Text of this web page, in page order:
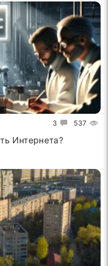
3 537
Интернета?